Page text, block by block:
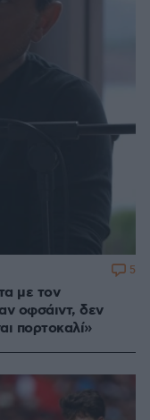
με τον
οφσάιντ, δεν
πορτοκαλί»
5